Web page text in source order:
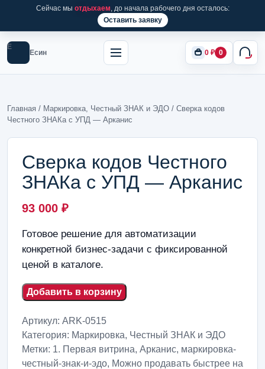
Сейчас мы отдыхаем, до начала рабочего дня осталось:
Оставить заявку
Е
Есин 0 ₽ 0
Главная / Маркировка, Честный ЗНАК и ЭДО / Сверка кодов
Честного ЗНАКа с УПД — Арканис
Сверка кодов Честного
ЗНАКа с УПД — Арканис
93 000 ₽
Готовое решение для автоматизации
конкретной бизнес-задачи с фиксированной
ценой в каталоге.
Добавить в корзину
Артикул: ARK-0515
Категория: Маркировка, Честный ЗНАК и ЭДО
Метки: 1. Первая витрина, Арканис, маркировка-
честный-знак-и-эдо, Можно продавать быстрее на